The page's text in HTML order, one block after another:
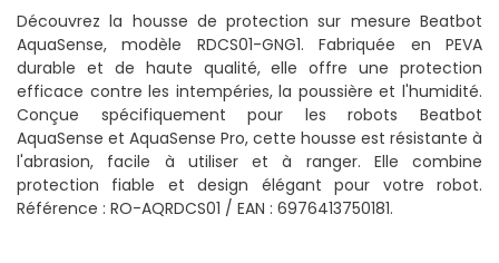
Découvrez la housse de protection sur mesure Beatbot
AquaSense, modèle RDCS01-GNG1. Fabriquée en PEVA
durable et de haute qualité, elle offre une protection
efficace contre les intempéries, la poussière et l'humidité.
Conçue spécifiquement pour les robots Beatbot
AquaSense et AquaSense Pro, cette housse est résistante à
l'abrasion, facile à utiliser et à ranger. Elle combine
protection fiable et design élégant pour votre robot.
Référence : RO-AQRDCS01 / EAN : 6976413750181.